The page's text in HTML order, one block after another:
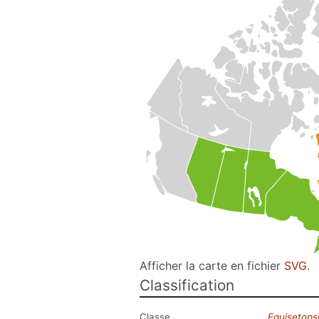
Afficher la carte en fichier SVG.
Classification